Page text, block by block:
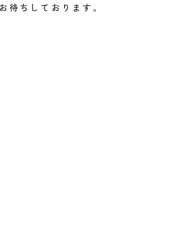
待ちしております。